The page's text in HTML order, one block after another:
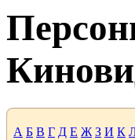
А Б В Г Д Е Ж З И К